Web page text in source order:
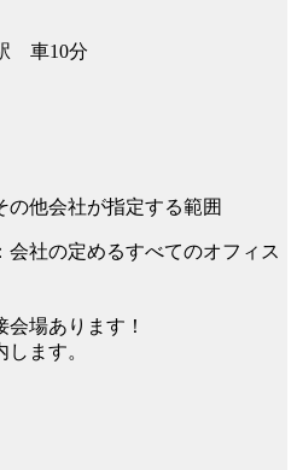
車10分
の他会社が指定する範囲
会社の定めるすべてのオフィス
場あります！
ます。